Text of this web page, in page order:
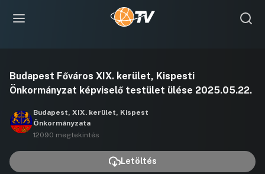
lejátszása
Budapest Főváros XIX. kerület, Kispesti
Önkormányzat képviselő testület ülése 2025.05.22.
Budapest, XIX. kerület, Kispest
Önkormányzata
12090 megtekintés
Letöltés